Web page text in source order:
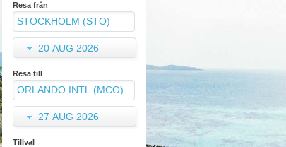
Resa från
20 AUG 2026
Resa till
27 AUG 2026
Tillval